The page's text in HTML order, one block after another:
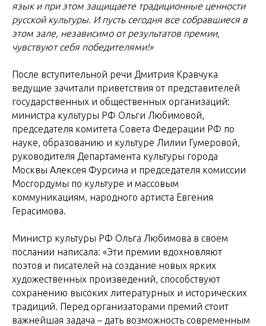
язык и при этом защищаете традиционные ценности
русской культуры. И пусть сегодня все собравшиеся в
этом зале, независимо от результатов премии,
чувствуют себя победителями!»
После вступительной речи Дмитрия Кравчука
ведущие зачитали приветствия от представителей
государственных и общественных организаций:
министра культуры РФ Ольги Любимовой,
председателя комитета Совета Федерации РФ по
науке, образованию и культуре Лилии Гумеровой,
руководителя Департамента культуры города
Москвы Алексея Фурсина и председателя комиссии
Мосгордумы по культуре и массовым
коммуникациям, народного артиста Евгения
Герасимова.
Министр культуры РФ Ольга Любимова в своем
послании написала: «Эти премии вдохновляют
поэтов и писателей на создание новых ярких
художественных произведений, способствуют
сохранению высоких литературных и исторических
традиций. Перед организаторами премий стоит
важнейшая задача – дать возможность современным